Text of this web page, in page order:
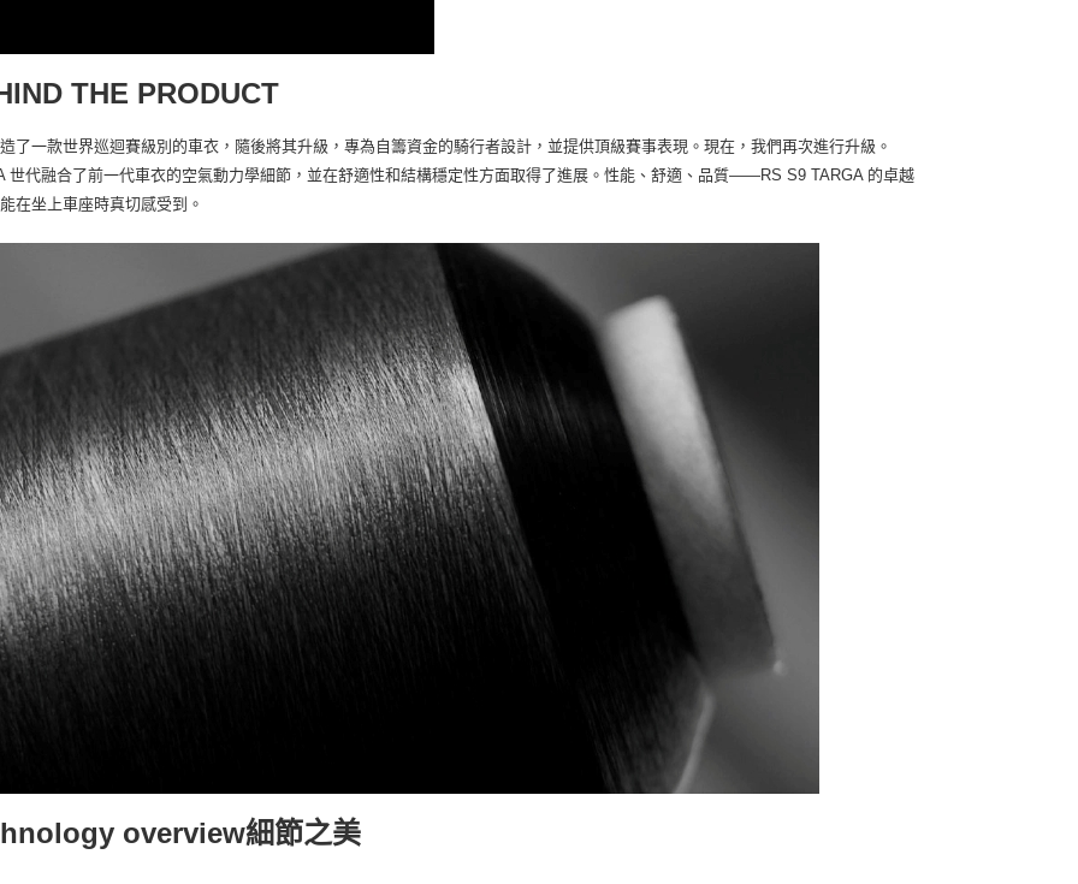
THE PRODUCT
了一款世界巡迴賽級別的車衣，隨後將其升級，專為自籌資金的騎行者設計，並提供頂級賽事表現。現在，我們再次進行升級。
世代融合了前一代車衣的空氣動力學細節，並在舒適性和結構穩定性方面取得了進展。性能、舒適、品質——RS S9 TARGA 的卓越
在坐上車座時真切感受到。
overview細節之美